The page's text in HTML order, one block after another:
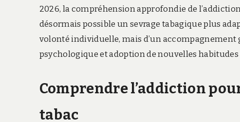
2026, la compréhension approfondie de
désormais possible un sevrage tabagique plus
volonté individuelle, mais d’un
psychologique et adoption de nouvelles habitudes
Comprendre l’addiction
tabac